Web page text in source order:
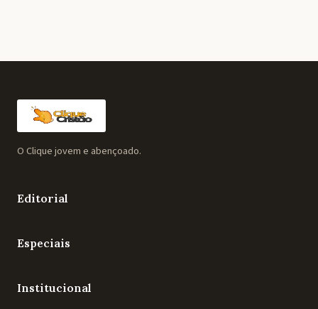
O Clique jovem e abençoado.
Editorial
Especiais
Institucional